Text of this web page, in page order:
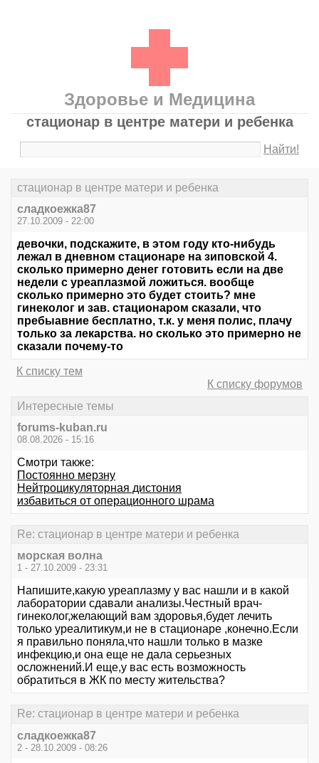
Здоровье и Медицина
стационар в центре матери и ребенка
Найти!
стационар в центре матери и ребенка
сладкоежка87
27.10.2009 - 22:00
девочки, подскажите, в этом году кто-нибудь
лежал в дневном стационаре на зиповской 4.
сколько примерно денег готовить если на две
недели с уреаплазмой ложиться. вообще
сколько примерно это будет стоить? мне
гинеколог и зав. стационаром сказали, что
пребыавние бесплатно, т.к. у меня полис, плачу
только за лекарства. но сколько это примерно не
сказали почему-то
К списку тем
К списку форумов
Интересные темы
forums-kuban.ru
08.08.2026 - 15:16
Смотри также:
Постоянно мерзну
Нейтроцикуляторная дистония
избавиться от операционного шрама
Re: стационар в центре матери и ребенка
морская волна
1 - 27.10.2009 - 23:31
Напишите,какую уреаплазму у вас нашли и в какой
лаборатории сдавали анализы.Честный врач-
гинеколог,желающий вам здоровья,будет лечить
только уреалитикум,и не в стационаре ,конечно.Если
я правильно поняла,что нашли только в мазке
инфекцию,и она еще не дала серьезных
осложнений.И еще,у вас есть возможность
обратиться в ЖК по месту жительства?
Re: стационар в центре матери и ребенка
сладкоежка87
2 - 28.10.2009 - 08:26